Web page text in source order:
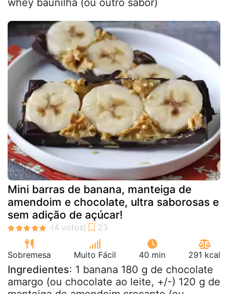
Mini barras de banana, manteiga de
amendoim e chocolate, ultra saborosas e
sem adição de açúcar!
Sobremesa Muito Fácil 40 min 291 kcal
Ingredientes: 1 banana 180 g de chocolate
amargo (ou chocolate ao leite, +/-) 120 g de